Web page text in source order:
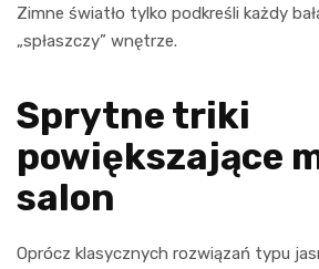
Zimne światło tylko podkreśli każdy
„spłaszczy” wnętrze.
Sprytne triki
powiększające
salon
Oprócz klasycznych rozwiązań typu